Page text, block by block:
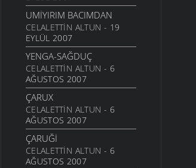
GIDER YAYLAYA YAYLAYA
ŞIIRLER- 28 TEMMUZ 2006
PERIŞAN
ŞIIRLER- 28 TEMMUZ 2006
KIZ SEN BU ŞAVŞATIN
NERESINDENSIN
ŞIIRLER- 28 TEMMUZ 2006
DERYAMIDEN
MANILER- 28 TEMMUZ
2006
UMIYIRIM BACIMDAN
CELALETTIN ALTUN - 19
EYLÜL 2007
YENGA-SAĞDUÇ
CELALETTIN ALTUN - 6
AĞUSTOS 2007
ÇARUX
CELALETTIN ALTUN - 6
AĞUSTOS 2007
ÇARUĞI
CELALETTIN ALTUN - 6
AĞUSTOS 2007